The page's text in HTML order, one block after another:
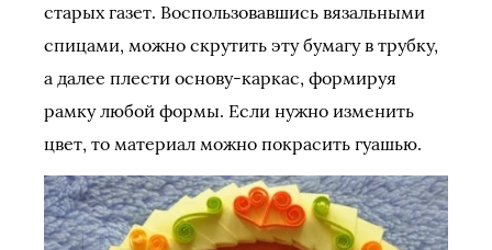
старых газет. Воспользовавшись вязальными
спицами, можно скрутить эту бумагу в трубку,
а далее плести основу-каркас, формируя
рамку любой формы. Если нужно изменить
цвет, то материал можно покрасить гуашью.